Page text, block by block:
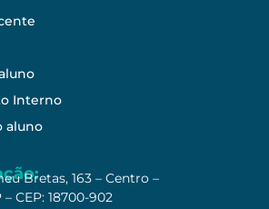
Interno
aluno
Bretas, 163 – Centro –
– CEP: 18700-902